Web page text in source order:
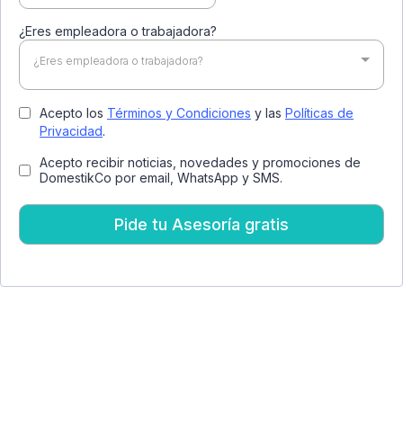
¿Eres empleadora o trabajadora?
¿Eres empleadora o trabajadora?
Acepto los Términos y Condiciones y las Políticas de
Privacidad.
Acepto recibir noticias, novedades y promociones de
DomestikCo por email, WhatsApp y SMS.
Pide tu Asesoría gratis